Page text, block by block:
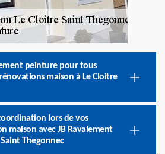
peinture pour tous
maison à Le Cloitre
lors de vos
maison avec JB Ravalement
Thegonnec